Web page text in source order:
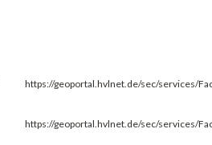
https://geoportal.hvlnet.de/sec/services/
https://geoportal.hvlnet.de/sec/services/